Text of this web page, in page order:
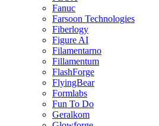
Fanuc
Farsoon Technologies
Fiberlogy
Figure AI
Filamentarno
Fillamentum
FlashForge
FlyingBear
Formlabs
Fun To Do
Geralkom